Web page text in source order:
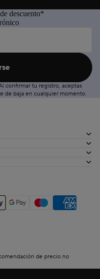
descuento*
confirmar tu registro, aceptas
de baja en cualquier momento.
de precio no